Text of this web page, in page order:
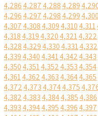
4,2864,2874,2884,289
4,2964,2974,2984,2994,300
4,3074,3084,3094,3104,311
4,3184,3194,3204,3214,322
4,3284,3294,3304,3314,332
4,3394,3404,3414,3424,343
4,3504,3514,3524,3534,354
4,3614,3624,3634,3644,365
4,3724,3734,3744,375
4,3824,3834,3844,3854,386
4,3934,3944,3954,3964,397